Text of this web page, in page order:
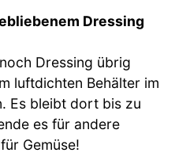
Dressing
Dressing übrig
luftdichten Behälter im
Es bleibt dort bis zu
es für andere
Gemüse!